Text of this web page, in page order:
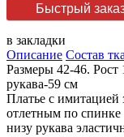
Быстрый
в закладки
Описание Состав
Размеры 42-46.
рукава-59 см
Платье с имитацией
отлетным по спинке
низу рукава